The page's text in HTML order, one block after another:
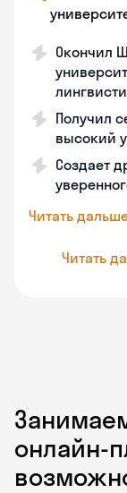
Окончил
Получил
высокий
Создает
Читать
Читать
онлайн-